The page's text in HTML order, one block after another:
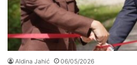
Aldina Jahić 06/05/2026